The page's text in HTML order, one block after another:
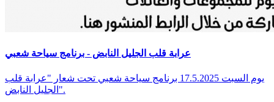
عرابة قلب الجليل النابض - برنامج سياحة شعبي
يوم السبت 17.5.2025 برنامج سياحة شعبي تحت شعار "عرابة قلب
الجليل النابض".